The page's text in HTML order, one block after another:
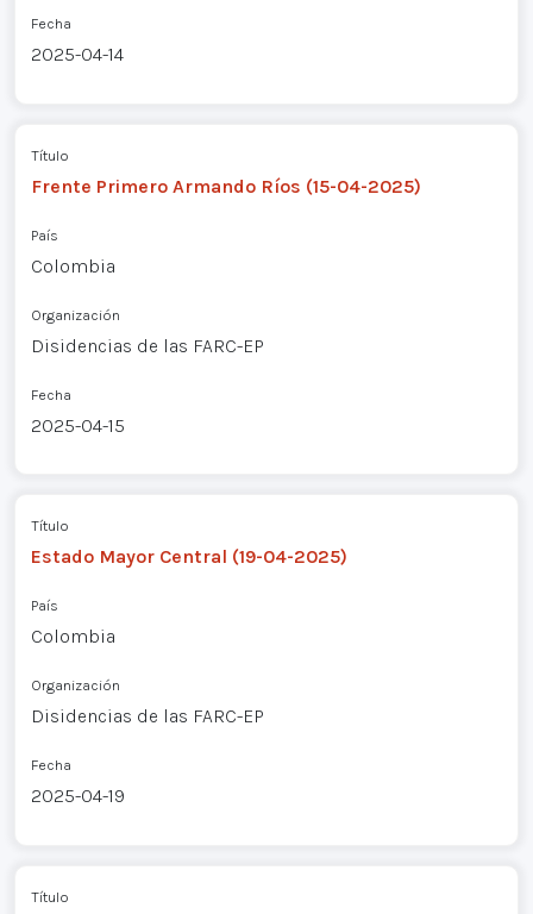
Fecha
2025-04-14
Título
Frente Primero Armando Ríos (15-04-2025)
País
Colombia
Organización
Disidencias de las FARC-EP
Fecha
2025-04-15
Título
Estado Mayor Central (19-04-2025)
País
Colombia
Organización
Disidencias de las FARC-EP
Fecha
2025-04-19
Título